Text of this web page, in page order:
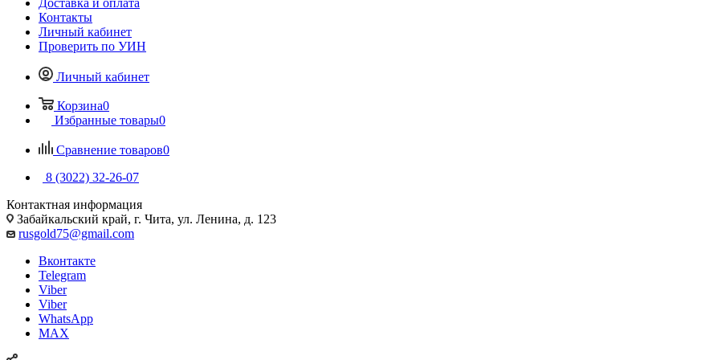
Доставка и оплата
Контакты
Личный кабинет
Проверить по УИН
Личный кабинет
Корзина0
Избранные товары0
Сравнение товаров0
8 (3022) 32-26-07
Контактная информация
Забайкальский край, г. Чита, ул. Ленина, д. 123
rusgold75@gmail.com
Вконтакте
Telegram
Viber
Viber
WhatsApp
MAX